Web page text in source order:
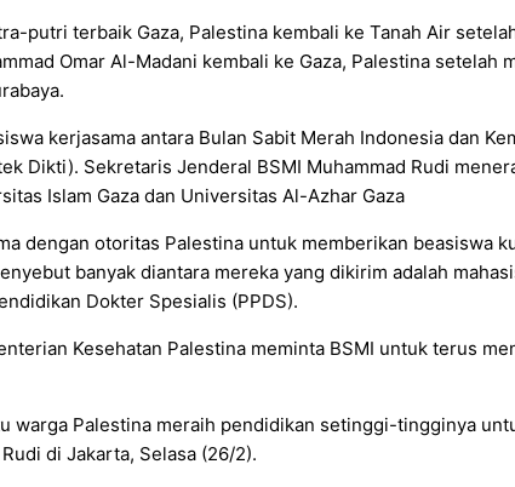
putri terbaik Gaza, Palestina kembali ke Tanah Air
Omar Al-Madani kembali ke Gaza, Palestina setelah
kerjasama antara Bulan Sabit Merah Indonesia dan
Dikti). Sekretaris Jenderal BSMI Muhammad Rudi
Islam Gaza dan Universitas Al-Azhar Gaza
dengan otoritas Palestina untuk memberikan beasiswa
banyak diantara mereka yang dikirim adalah
Dokter Spesialis (PPDS).
Kesehatan Palestina meminta BSMI untuk terus
warga Palestina meraih pendidikan setinggi-tingginya
di Jakarta, Selasa (26/2).